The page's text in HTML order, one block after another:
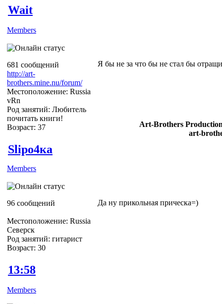
Wait
Members
681 сообщений
http://art-
brothers.mine.nu/forum/
Местоположение: Russia
vRn
Род занятий: Любитель
почитать книги!
Возраст: 37
Я бы не за что бы не стал бы
Art-Brothers
art-
Slipо4ка
Members
96 сообщений
Местоположение: Russia
Северск
Род занятий: гитарист
Возраст: 30
Да ну прикольная прическа=)
13:58
Members